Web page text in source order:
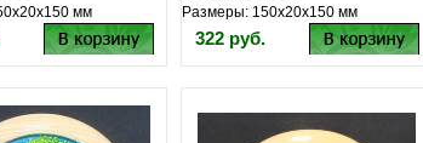
мм
Размеры: 150х20х150 мм
322 руб.